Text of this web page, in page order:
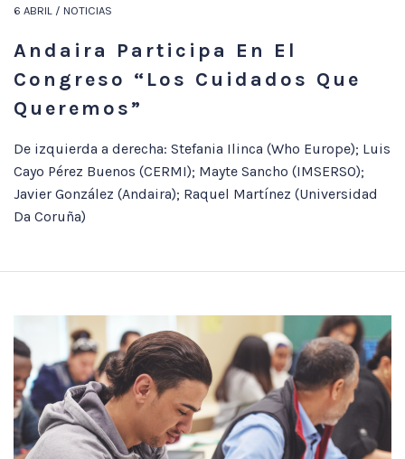
6 ABRIL / NOTICIAS
Andaira Participa En El
Congreso “Los Cuidados Que
Queremos”
De izquierda a derecha: Stefania Ilinca (Who Europe); Luis
Cayo Pérez Buenos (CERMI); Mayte Sancho (IMSERSO);
Javier González (Andaira); Raquel Martínez (Universidad
Da Coruña)